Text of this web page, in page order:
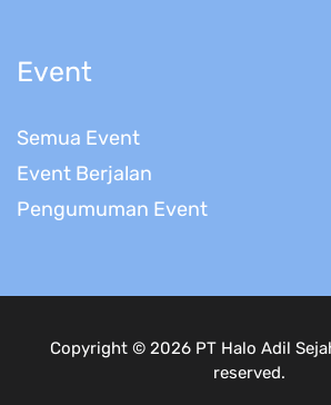
Event
Semua Event
Event Berjalan
Pengumuman Event
Copyright © 2026 PT Halo Adil
reserved.